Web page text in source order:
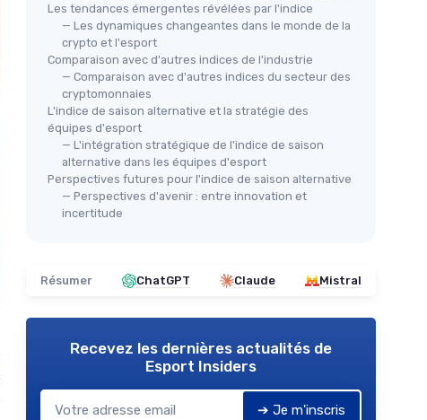
Les tendances émergentes révélées par l'indice
— Les dynamiques changeantes dans le monde de la
crypto et l'esport
Comparaison avec d'autres indices de l'industrie
— Comparaison avec d'autres indices du secteur des
cryptomonnaies
L'indice de saison alternative et la stratégie des
équipes d'esport
— L'intégration stratégique de l'indice de saison
alternative dans les équipes d'esport
Perspectives futures pour l'indice de saison alternative
— Perspectives d'avenir : entre innovation et
incertitude
Résumer ChatGPT Claude Mistral
Recevez les dernières actualités de
Esport Insiders
➔ Je m'inscris